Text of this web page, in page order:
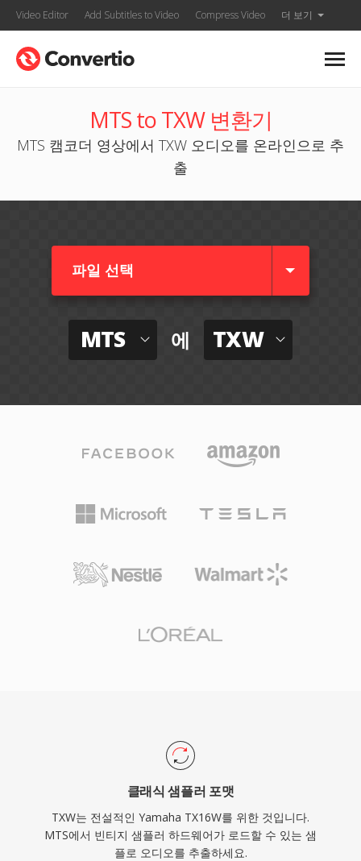
Video Editor Add Subtitles to Video Compress Video 더 보기
MTS to TXW 변환기
MTS 캠코더 영상에서 TXW 오디오를 온라인으로 추
출
파일 선택
MTS 에 TXW
클래식 샘플러 포맷
TXW는 전설적인 Yamaha TX16W를 위한 것입니다.
MTS에서 빈티지 샘플러 하드웨어가 로드할 수 있는 샘
플로 오디오를 추출하세요.